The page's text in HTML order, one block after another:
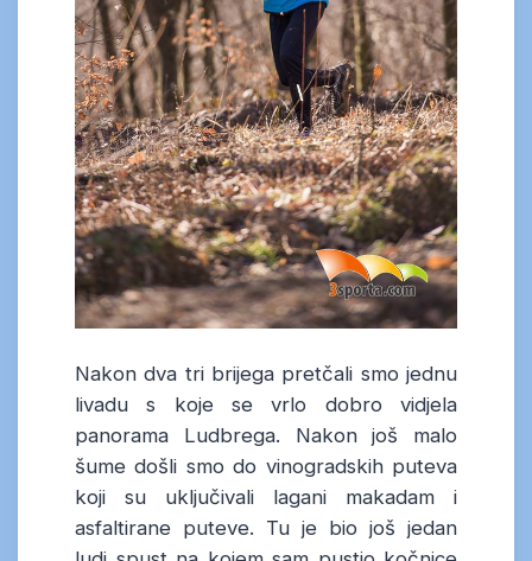
Nakon dva tri brijega pretčali smo jednu
livadu s koje se vrlo dobro vidjela
panorama Ludbrega. Nakon još malo
šume došli smo do vinogradskih puteva
koji su uključivali lagani makadam i
asfaltirane puteve. Tu je bio još jedan